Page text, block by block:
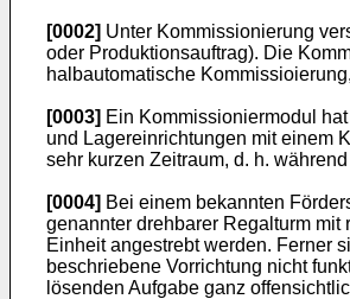
[0002] Unter Kommissionierung
oder Produktionsauftrag). Die
halbautomatische
[0003] Ein Kommissioniermodul
und Lagereinrichtungen mit einem
sehr kurzen Zeitraum, d. h.
[0004] Bei einem bekannten
genannter drehbarer Regalturm
Einheit angestrebt werden. Ferner
beschriebene Vorrichtung nicht
lösenden Aufgabe ganz